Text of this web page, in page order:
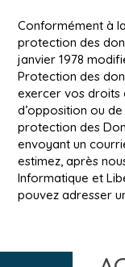
Conformément à
protection des
janvier 1978
Protection des
exercer vos droits
d’opposition ou
protection des
envoyant un
estimez, après
Informatique et
pouvez adresser